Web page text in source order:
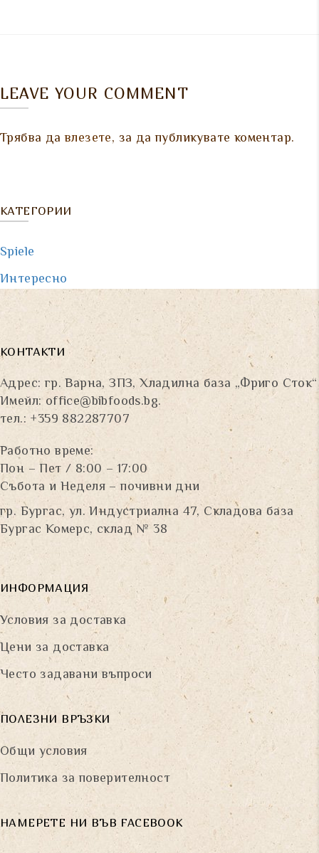
LEAVE YOUR COMMENT
Трябва давлезете, за да публикувате коментар.
КАТЕГОРИИ
Spiele
Интересно
КОНТАКТИ
Адрес: гр. Варна, ЗПЗ, Хладилна база „Фриго Сток“
Имейл: office@bibfoods.bg.
тел.: +359 882287707
Работно време:
Пон – Пет / 8:00 – 17:00
Събота и Неделя – почивни дни
гр. Бургас, ул. Индустриална 47, Складова база
Бургас Комерс, склад № 38
ИНФОРМАЦИЯ
Условия за доставка
Цени за доставка
Често задавани въпроси
ПОЛЕЗНИ ВРЪЗКИ
Общи условия
Политика за поверителност
НАМЕРЕТЕ НИ ВЪВ FACEBOOK